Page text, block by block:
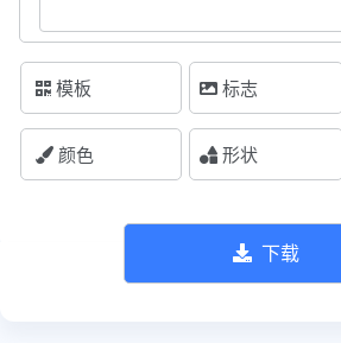
模板 标志
颜色 形状
下载